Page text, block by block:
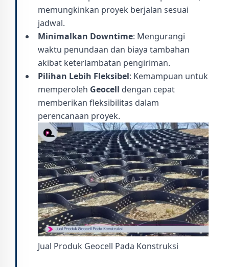
memungkinkan proyek berjalan sesuai
jadwal.
Minimalkan Downtime: Mengurangi
waktu penundaan dan biaya tambahan
akibat keterlambatan pengiriman.
Pilihan Lebih Fleksibel: Kemampuan untuk
memperoleh Geocell dengan cepat
memberikan fleksibilitas dalam
perencanaan proyek.
Jual Produk Geocell Pada Konstruksi